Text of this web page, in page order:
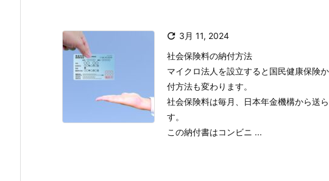
 3月 11, 2024
社会保険料の納付方法
マイクロ法人を設立すると国民健康保険
付方法も変わります。
社会保険料は毎月、日本年金機構から送
す。
この納付書はコンビニ ...